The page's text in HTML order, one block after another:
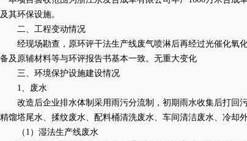
及其环保设施。
二、工程变动情况
经现场勘查，原环评干法生产线废气喷淋后再经过光催化氧
备及原辅材料等与环评报告书基本一致。无重大变化
三、环境保护设施建设情况
1、废水
改造后企业排水体制采用雨污分流制，初期雨水收集后打回
精馏塔尾水、揉纹废水、配料桶清洗废水、车间清洁废水、冷却
（ 1）湿法生产线废水